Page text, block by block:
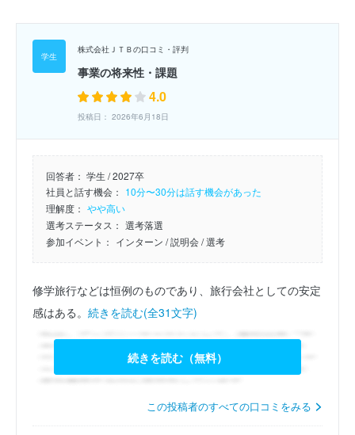
株式会社ＪＴＢの口コミ・評判
事業の将来性・課題
4.0
投稿日： 2026年6月18日
回答者： 学生 / 2027卒
社員と話す機会： 10分〜30分は話す機会があった
理解度： やや高い
選考ステータス： 選考落選
参加イベント： インターン / 説明会/ 選考
修学旅行などは恒例のものであり、旅行会社としての安定
感はある。 続きを読む(全31文字)
続きを読む（無料）
この投稿者のすべての口コミをみる